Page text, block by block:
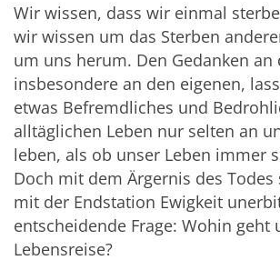
Wir wissen, dass wir einmal
wir wissen um das Sterben
um uns herum. Den Gedanken an
insbesondere an den eigenen,
etwas Befremdliches und
alltäglichen Leben nur selten an
leben, als ob unser Leben immer
Doch mit dem Ärgernis des
mit der Endstation Ewigkeit
entscheidende Frage: Wohin geht
Lebensreise?